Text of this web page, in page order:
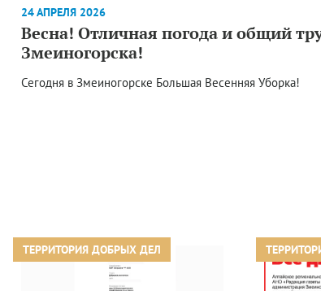
24 АПРЕЛЯ 2026
Весна! Отличная погода и общий
Змеиногорска!
Сегодня в Змеиногорске Большая Весенняя Уборка!
ТЕРРИТОРИЯ ДОБРЫХ ДЕЛ